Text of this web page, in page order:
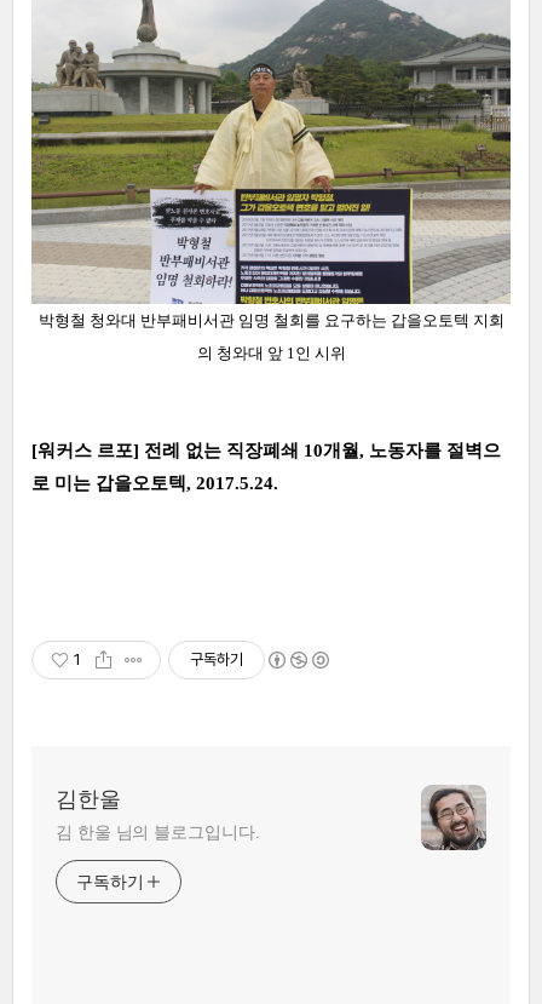
박형철 청와대 반부패비서관 임명 철회를 요구하는 갑을오토텍 지회
의 청와대 앞 1인 시위
[워커스 르포] 전례 없는 직장폐쇄 10개월, 노동자를 절벽으
로 미는 갑을오토텍, 2017.5.24.
1 구독하기
김한울
김 한울 님의 블로그입니다.
구독하기